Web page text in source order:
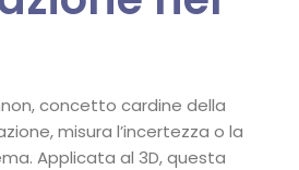
concetto cardine della
misura l’incertezza o la
Applicata al 3D, questa